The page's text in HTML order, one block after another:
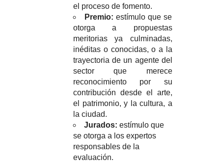
el proceso de fomento.
Premio:estímulo que se
otorga a propuestas
meritorias ya culminadas,
inéditas o conocidas, o a la
trayectoria de un agente del
sector que merece
reconocimiento por su
contribución desde el arte,
el patrimonio, y la cultura, a
la ciudad.
Jurados: estímulo que
se otorga a los expertos
responsables de la
evaluación.